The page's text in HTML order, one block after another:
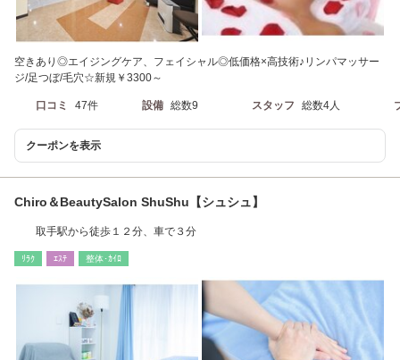
空きあり◎エイジングケア、フェイシャル◎低価格×高技術♪リンパマッサー
ジ/足つぼ/毛穴☆新規￥3300～
口コミ 47件 設備 総数9 スタッフ 総数4人
クーポンを表示
Chiro＆BeautySalon ShuShu【シュシュ】
取手駅から徒歩１２分、車で３分
ﾘﾗｸ ｴｽﾃ 整体･ｶｲﾛ